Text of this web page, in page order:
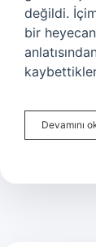
değildi.
bir
Devamını